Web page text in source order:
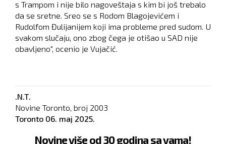
s Trampom i nije bilo nagoveštaja s kim bi još trebalo
da se sretne. Sreo se s Rodom Blagojevićem i
Rudolfom Đulijanijem koji ima probleme pred sudom. U
svakom slučaju, ono zbog čega je otišao u SAD nije
obavljeno", ocenio je Vujačić.
.N.T.
Novine Toronto, broj 2003
Toronto 06. maj 2025.
Novine više od 30 godina sa vama!